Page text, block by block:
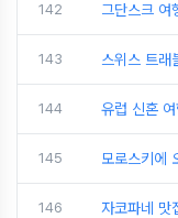
142 그단스크 여
143 스위스 트래
144 유럽 신혼
145 모로스키에
146 자코파네